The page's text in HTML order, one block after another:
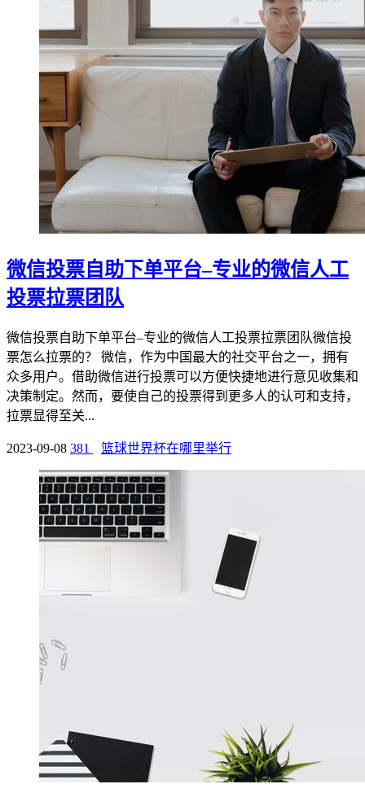
微信投票自助下单平台–专业的微信人工
投票拉票团队
微信投票自助下单平台–专业的微信人工投票拉票团队微信投
票怎么拉票的？ 微信，作为中国最大的社交平台之一，拥有
众多用户。借助微信进行投票可以方便快捷地进行意见收集和
决策制定。然而，要使自己的投票得到更多人的认可和支持，
拉票显得至关...
2023-09-08 381 篮球世界杯在哪里举行